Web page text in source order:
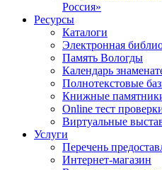
Россия»
Ресурсы
Каталоги
Электронная
Память Вологды
Календарь
Полнотекстовые
Книжные
Online тест
Виртуальные
Услуги
Перечень
Интернет-магазин